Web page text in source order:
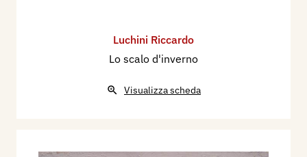
Luchini Riccardo
Lo scalo d'inverno
Visualizza scheda